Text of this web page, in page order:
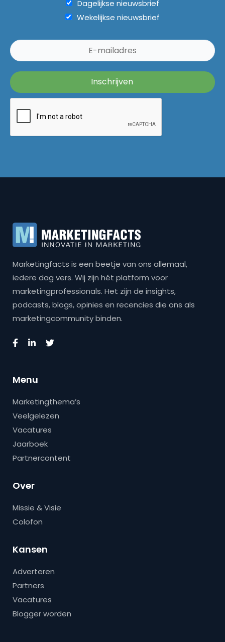
Dagelijkse nieuwsbrief
Wekelijkse nieuwsbrief
Marketingfacts is een beetje van ons allemaal,
iedere dag vers. Wij zijn hét platform voor
marketingprofessionals. Het zijn de insights,
podcasts, blogs, opinies en recencies die ons als
marketingcommunity binden.
Menu
Marketingthema’s
Veelgelezen
Vacatures
Jaarboek
Partnercontent
Over
Missie & Visie
Colofon
Kansen
Adverteren
Partners
Vacatures
Blogger worden